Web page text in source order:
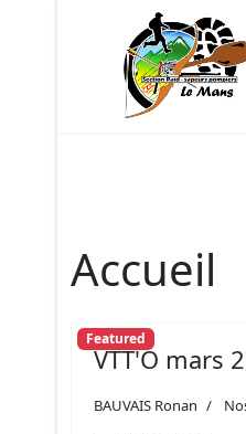
Accueil
Featured
VTT'O mars
BAUVAIS Ronan